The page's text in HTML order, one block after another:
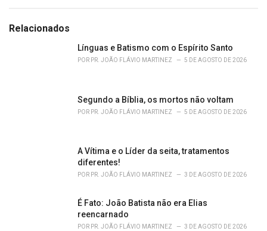
e
Relacionados
Línguas e Batismo com o Espírito Santo
POR PR. JOÃO FLÁVIO MARTINEZ 5 DE AGOSTO DE 2026
Segundo a Bíblia, os mortos não voltam
POR PR. JOÃO FLÁVIO MARTINEZ 5 DE AGOSTO DE 2026
A Vítima e o Líder da seita, tratamentos
diferentes!
POR PR. JOÃO FLÁVIO MARTINEZ 3 DE AGOSTO DE 2026
É Fato: João Batista não era Elias
reencarnado
POR PR. JOÃO FLÁVIO MARTINEZ 3 DE AGOSTO DE 2026